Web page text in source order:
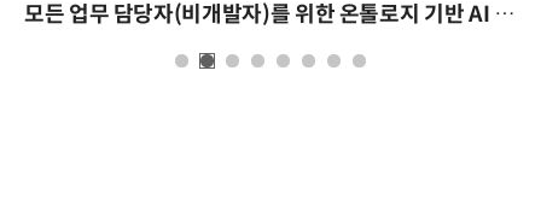
모든 업무 담당자(비개발자)를 위한 온톨로지 기반 AI 지식체계 설계 1-day 워크숍